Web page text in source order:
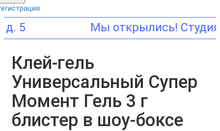
Клей-гель
Универсальный Супер
Момент Гель 3 г
блистер в шоу-боксе